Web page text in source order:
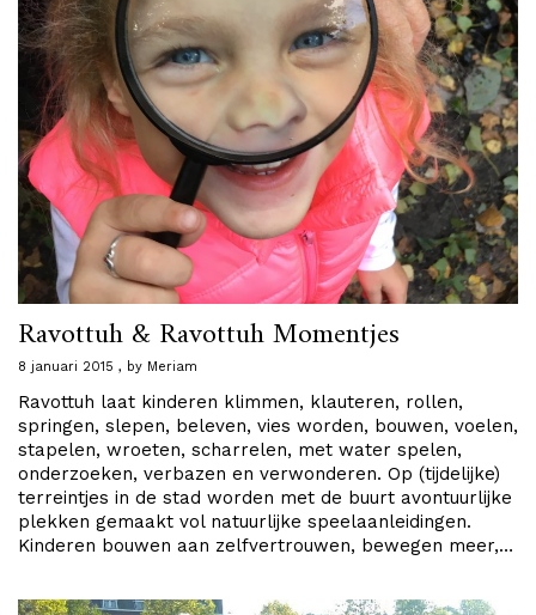
Ravottuh & Ravottuh Momentjes
8 januari 2015 by Meriam
Ravottuh laat kinderen klimmen, klauteren, rollen,
springen, slepen, beleven, vies worden, bouwen, voelen,
stapelen, wroeten, scharrelen, met water spelen,
onderzoeken, verbazen en verwonderen. Op (tijdelijke)
terreintjes in de stad worden met de buurt avontuurlijke
plekken gemaakt vol natuurlijke speelaanleidingen.
Kinderen bouwen aan zelfvertrouwen, bewegen meer,…